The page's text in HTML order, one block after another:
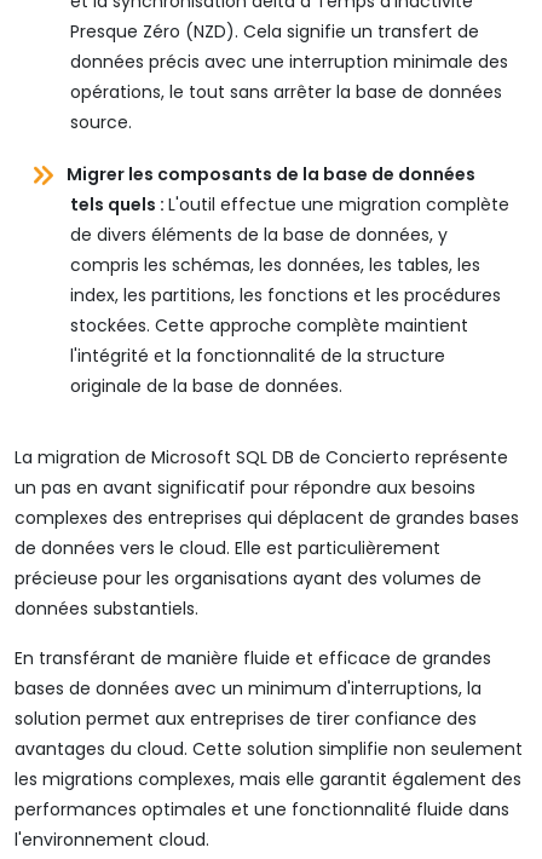
Presque Zéro (NZD). Cela signifie un transfert de
données précis avec une interruption minimale des
opérations, le tout sans arrêter la base de données
source.
Migrer les composants de la base de données
tels quels : L'outil effectue une migration complète
de divers éléments de la base de données, y
compris les schémas, les données, les tables, les
index, les partitions, les fonctions et les procédures
stockées. Cette approche complète maintient
l'intégrité et la fonctionnalité de la structure
originale de la base de données.
La migration de Microsoft SQL DB de Concierto représente
un pas en avant significatif pour répondre aux besoins
complexes des entreprises qui déplacent de grandes bases
de données vers le cloud. Elle est particulièrement
précieuse pour les organisations ayant des volumes de
données substantiels.
En transférant de manière fluide et efficace de grandes
bases de données avec un minimum d'interruptions, la
solution permet aux entreprises de tirer confiance des
avantages du cloud. Cette solution simplifie non seulement
les migrations complexes, mais elle garantit également des
performances optimales et une fonctionnalité fluide dans
l'environnement cloud.